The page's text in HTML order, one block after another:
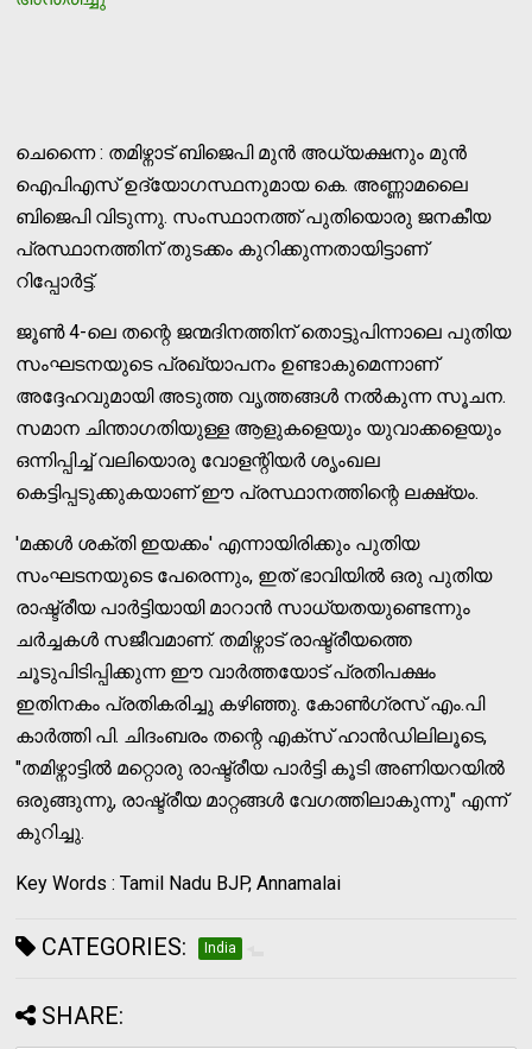
ചെന്നൈ : തമിഴ്നാട് ബിജെപി മുൻ അധ്യക്ഷനും മുൻ
ഐപിഎസ് ഉദ്യോഗസ്ഥനുമായ കെ. അണ്ണാമലൈ
ബിജെപി വിടുന്നു. സംസ്ഥാനത്ത് പുതിയൊരു ജനകീയ
പ്രസ്ഥാനത്തിന് തുടക്കം കുറിക്കുന്നതായിട്ടാണ്
റിപ്പോർട്ട്.
ജൂണ്‍ 4-ലെ തന്റെ ജന്മദിനത്തിന് തൊട്ടുപിന്നാലെ പുതിയ
സംഘടനയുടെ പ്രഖ്യാപനം ഉണ്ടാകുമെന്നാണ്
അദ്ദേഹവുമായി അടുത്ത വൃത്തങ്ങള്‍ നല്‍കുന്ന സൂചന.
സമാന ചിന്താഗതിയുള്ള ആളുകളെയും യുവാക്കളെയും
ഒന്നിപ്പിച്ച്‌ വലിയൊരു വോളന്റിയർ ശൃംഖല
കെട്ടിപ്പടുക്കുകയാണ് ഈ പ്രസ്ഥാനത്തിന്റെ ലക്ഷ്യം.
'മക്കള്‍ ശക്തി ഇയക്കം' എന്നായിരിക്കും പുതിയ
സംഘടനയുടെ പേരെന്നും, ഇത് ഭാവിയില്‍ ഒരു പുതിയ
രാഷ്ട്രീയ പാർട്ടിയായി മാറാൻ സാധ്യതയുണ്ടെന്നും
ചർച്ചകള്‍ സജീവമാണ്. തമിഴ്നാട് രാഷ്ട്രീയത്തെ
ചൂടുപിടിപ്പിക്കുന്ന ഈ വാർത്തയോട് പ്രതിപക്ഷം
ഇതിനകം പ്രതികരിച്ചു കഴിഞ്ഞു. കോണ്‍ഗ്രസ് എം.പി
കാർത്തി പി. ചിദംബരം തന്റെ എക്സ് ഹാൻഡിലിലൂടെ,
"തമിഴ്നാട്ടില്‍ മറ്റൊരു രാഷ്ട്രീയ പാർട്ടി കൂടി അണിയറയില്‍
ഒരുങ്ങുന്നു, രാഷ്ട്രീയ മാറ്റങ്ങള്‍ വേഗത്തിലാകുന്നു" എന്ന്
കുറിച്ചു.
Key Words : Tamil Nadu BJP, Annamalai
CATEGORIES: India
SHARE: